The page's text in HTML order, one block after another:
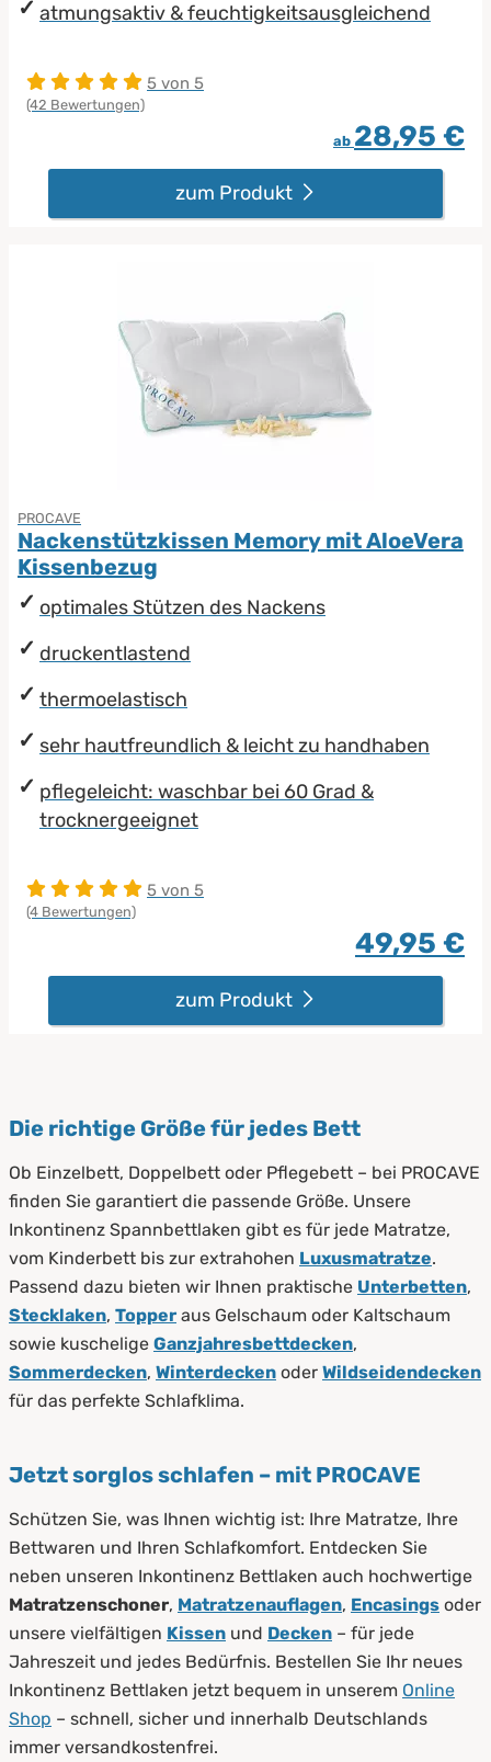
atmungsaktiv & feuchtigkeitsausgleichend
5 von 5
(42 Bewertungen)
ab 28,95 €
zum Produkt
PROCAVE
Nackenstützkissen Memory mit AloeVera
Kissenbezug
optimales Stützen des Nackens
druckentlastend
thermoelastisch
sehr hautfreundlich & leicht zu handhaben
pflegeleicht: waschbar bei 60 Grad &
trocknergeeignet
5 von 5
(4 Bewertungen)
49,95 €
zum Produkt
Die richtige Größe für jedes Bett
Ob Einzelbett, Doppelbett oder Pflegebett – bei PROCAVE
finden Sie garantiert die passende Größe. Unsere
Inkontinenz Spannbettlaken gibt es für jede Matratze,
vom Kinderbett bis zur extrahohen Luxusmatratze.
Passend dazu bieten wir Ihnen praktische Unterbetten,
Stecklaken, Topper aus Gelschaum oder Kaltschaum
sowie kuschelige Ganzjahresbettdecken,
Sommerdecken, Winterdecken oder Wildseidendecken
für das perfekte Schlafklima.
Jetzt sorglos schlafen – mit PROCAVE
Schützen Sie, was Ihnen wichtig ist: Ihre Matratze, Ihre
Bettwaren und Ihren Schlafkomfort. Entdecken Sie
neben unseren Inkontinenz Bettlaken auch hochwertige
Matratzenschoner, Matratzenauflagen, Encasings oder
unsere vielfältigen Kissen und Decken – für jede
Jahreszeit und jedes Bedürfnis. Bestellen Sie Ihr neues
Inkontinenz Bettlaken jetzt bequem in unserem Online
Shop – schnell, sicher und innerhalb Deutschlands
immer versandkostenfrei.